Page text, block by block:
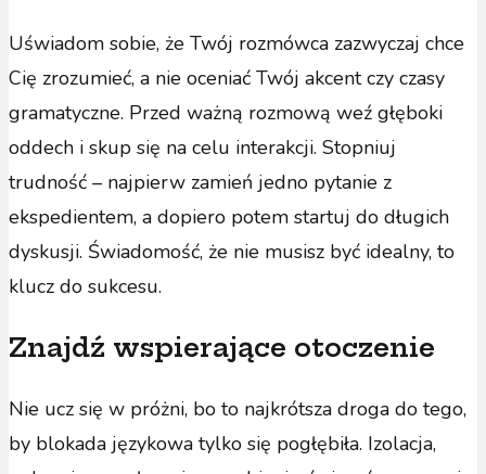
Uświadom sobie, że Twój rozmówca zazwyczaj chce
Cię zrozumieć, a nie oceniać Twój akcent czy czasy
gramatyczne. Przed ważną rozmową weź głęboki
oddech i skup się na celu interakcji. Stopniuj
trudność – najpierw zamień jedno pytanie z
ekspedientem, a dopiero potem startuj do długich
dyskusji. Świadomość, że nie musisz być idealny, to
klucz do sukcesu.
Znajdź wspierające otoczenie
Nie ucz się w próżni, bo to najkrótsza droga do tego,
by blokada językowa tylko się pogłębiła. Izolacja,